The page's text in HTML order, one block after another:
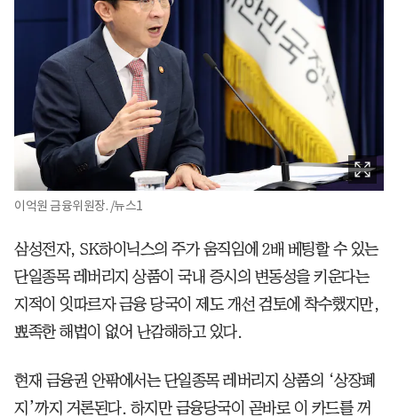
이억원 금융위원장. /뉴스1
삼성전자, SK하이닉스의 주가 움직임에 2배 베팅할 수 있는
단일종목 레버리지 상품이 국내 증시의 변동성을 키운다는
지적이 잇따르자 금융 당국이 제도 개선 검토에 착수했지만,
뾰족한 해법이 없어 난감해하고 있다.
현재 금융권 안팎에서는 단일종목 레버리지 상품의 ‘상장폐
지’까지 거론된다. 하지만 금융당국이 곧바로 이 카드를 꺼